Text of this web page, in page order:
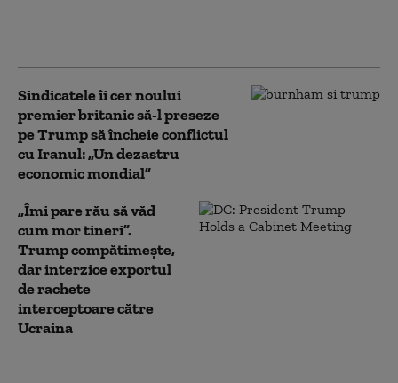
Sindicatele îi cer noului
premier britanic să-l preseze
pe Trump să încheie conflictul
cu Iranul: „Un dezastru
economic mondial”
„Îmi pare rău să văd
cum mor tineri”.
Trump compătimește,
dar interzice exportul
de rachete
interceptoare către
Ucraina